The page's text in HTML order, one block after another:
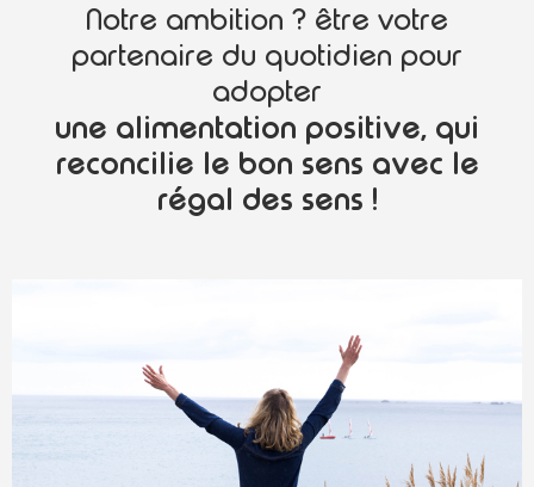
Notre ambition ? être votre
partenaire du quotidien pour
adopter
une alimentation positive, qui
reconcilie le bon sens avec le
régal des sens !